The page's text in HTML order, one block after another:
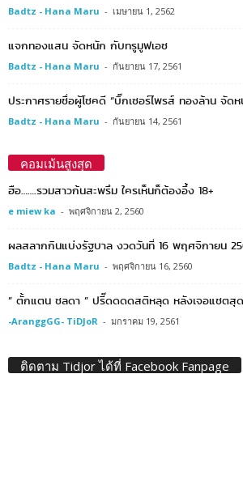
Badtz - Hana Maru - เมษายน 1, 2562
แจกทองแสน จัดหนัก กับทรูมูฟเอช
Badtz - Hana Maru - กันยายน 17, 2561
ประกาศรายชื่อผู้โชคดี “บิ๊กเซอร์ไพรส์ ทองล้าน จัด
Badtz - Hana Maru - กันยายน 14, 2561
คอมเม้นสูงสุด
ฮือ…….รวมสาวก้นสะพรึม ใครเห็นก็ต้องอึ้ง 18+
e miew ka - พฤศจิกายน 2, 2560
ผลสลากกินแบ่งรัฐบาล งวดวันที่ 16 พฤศจิกายน
Badtz - Hana Maru - พฤศจิกายน 16, 2560
” ตั้กแตน ชลดา ” ปรี๊ดดดดสติหลุด หลังเจอแชตสุ
-AranggGG- TiDJoR - มกราคม 19, 2561
ติดตาม Tidjor ได้ที่ Facebook Fanpage